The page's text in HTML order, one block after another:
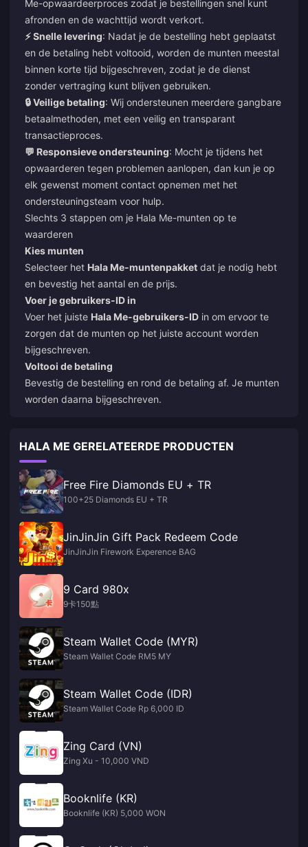
Me-opwaardeerproces zodat je bestellingen snel kunt
afronden en de wachttijd wordt verkort.
⚡ Snelle levering: Nadat je de bestelling hebt geplaatst
en de betaling hebt voltooid, worden de munten meestal
binnen korte tijd bijgeschreven, zodat je de dienst
zonder vertraging kunt blijven gebruiken.
🔒 Veilige betaling: Wij ondersteunen meerdere gangbare
betaalmethoden, met een veilig en transparant
transactieproces.
💬 Responsieve ondersteuning: Mocht je tijdens het
opwaarderen tegen problemen aanlopen, dan kun je op
elk gewenst moment contact opnemen met het
ondersteuningsteam voor hulp.
Slechts 3 stappen om je Hala Me-munten op te
waarderen
Kies munten
Selecteer het Hala Me-muntenpakket dat je nodig hebt
en bevestig het aantal en de prijs.
Voer je gebruikers-ID in
Voer het juiste Hala Me-gebruikers-ID in om ervoor te
zorgen dat de munten op het juiste account worden
bijgeschreven.
Voltooi de betaling
Bevestig de bestelling en rond de betaling af. Je munten
worden daarna bijgeschreven.
HALA ME GERELATEERDE PRODUCTEN
Free Fire Diamonds EU + TR
100+25 Diamonds EU + TR
JinJinJin Gift Pack Redeem Code
JinJinJin Firework Experence BAG
9 Card 980x
9卡150點
Steam Wallet Code (MYR)
Steam Wallet Code RM5 MY
Steam Wallet Code (IDR)
Steam Wallet Code Rp 6,000 ID
Zing Card (VN)
Zing Xu - 10,000 VND
Booknlife (KR)
Booknlife (KR) 5,000 WON